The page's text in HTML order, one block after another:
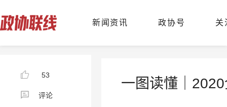
新闻资讯 政协号 关
53
评论
一图读懂｜